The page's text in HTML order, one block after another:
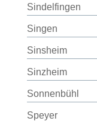
Sindelfingen
Singen
Sinsheim
Sinzheim
Sonnenbühl
Speyer